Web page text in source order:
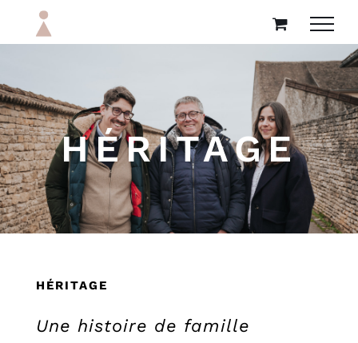
Passer
HÉRITAGE
HÉRITAGE
Une histoire de famille